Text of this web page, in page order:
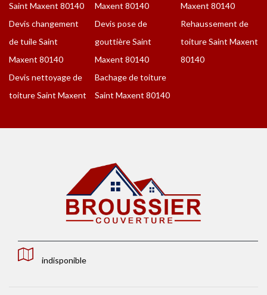
Saint Maxent 80140
Devis changement
de tuile Saint
Maxent 80140
Devis nettoyage de
toiture Saint Maxent
Maxent 80140
Devis pose de
gouttière Saint
Maxent 80140
Bachage de toiture
Saint Maxent 80140
Maxent 80140
Rehaussement de
toiture Saint Maxent
80140
indisponible